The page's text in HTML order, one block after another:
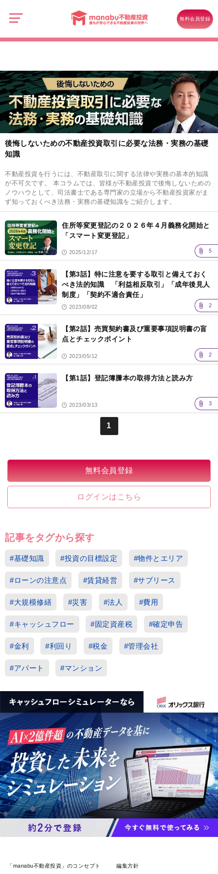
無料会員登録
後悔しないための不動産投資取引に必要な法務・実務の基礎知識
後悔しないための不動産投資取引に必要な法務・実務の基礎
知識
不動産投資を行うには、不動産取引に関する法律や実務の基本的知識
が不可欠です。 本コラムでは、皆様が不動産投資で後悔しないための
ノウハウとして、司法書士である専門家の立場から不動産投資家がま
ず知っておくべき法務・実務の基礎知識をご紹介します。
住所等変更登記の２０２６年４月義務化開始と
「スマート変更登記」
2025/12/17 5
【第3話】特に注意を要する取引と備えておく
べき法的知識 「利益相反取引」「成年後見人
制度」「契約不適合責任」
2023/08/02 2
【第2話】売買契約書及び重要事項説明書の盲
点とチェックポイント
2023/05/12 2
【第1話】登記簿謄本の取得方法と読み方
2023/03/13 3
1
無料会員登録
ログインはこちら
記事をタグから探す
#基礎知識 #投資の目標設定 #物件とエリア
#ローンの注意点 #賃貸経営 #サブリース
#大規模修繕 #災害 #法人 #費用
#キャッシュフロー #固定資産税 #確定申告
#金利 #利回り #税金 #管理会社
#アパート #マンション
「manabu不動産投資」のコンセプト 編集方針